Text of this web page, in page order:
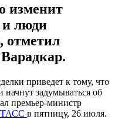
изменит
люди
отметил
приведет к тому, что
задумываться об
премьер-министр
ТАСС в пятницу, 26 июля.